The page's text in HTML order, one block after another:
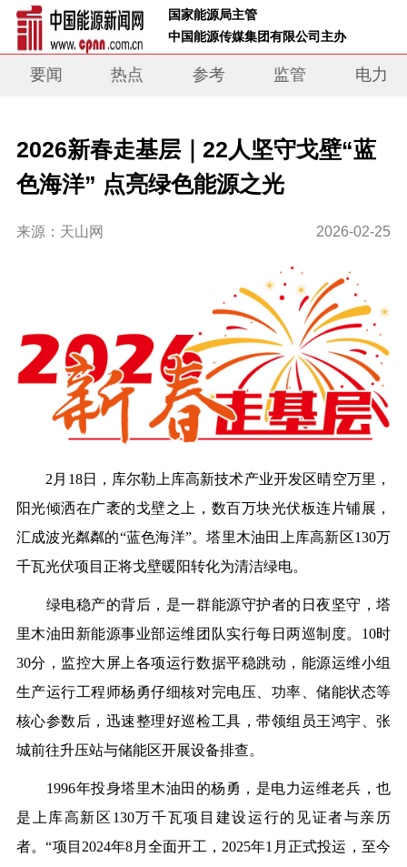
国家能源局主管
中国能源传媒集团有限公司主办
要闻 热点 参考 监管 电力
2026新春走基层｜22人坚守戈壁“蓝
色海洋” 点亮绿色能源之光
来源：天山网 2026-02-25
2月18日，库尔勒上库高新技术产业开发区晴空万里，
阳光倾洒在广袤的戈壁之上，数百万块光伏板连片铺展，
汇成波光粼粼的“蓝色海洋”。塔里木油田上库高新区130万
千瓦光伏项目正将戈壁暖阳转化为清洁绿电。
绿电稳产的背后，是一群能源守护者的日夜坚守，塔
里木油田新能源事业部运维团队实行每日两巡制度。10时
30分，监控大屏上各项运行数据平稳跳动，能源运维小组
生产运行工程师杨勇仔细核对完电压、功率、储能状态等
核心参数后，迅速整理好巡检工具，带领组员王鸿宇、张
城前往升压站与储能区开展设备排查。
1996年投身塔里木油田的杨勇，是电力运维老兵，也
是上库高新区130万千瓦项目建设运行的见证者与亲历
者。“项目2024年8月全面开工，2025年1月正式投运，至今